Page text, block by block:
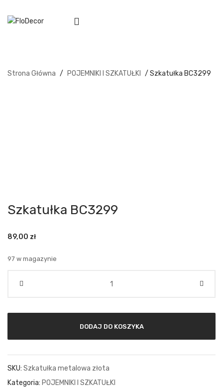
Strona Główna / POJEMNIKI I SZKATUŁKI / Szkatułka BC3299
Szkatułka BC3299
89,00 zł
97 w magazynie
DODAJ DO KOSZYKA
SKU: Szkatułka metalowa złota
Kategoria: POJEMNIKI I SZKATUŁKI